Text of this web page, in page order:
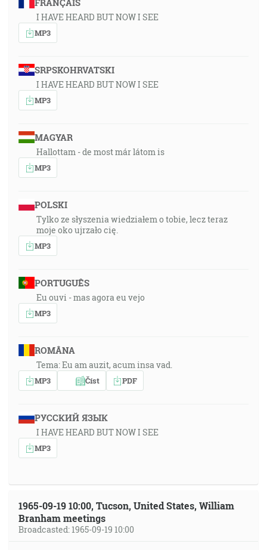
FRANÇAIS
I HAVE HEARD BUT NOW I SEE
MP3
SRPSKOHRVATSKI
I HAVE HEARD BUT NOW I SEE
MP3
MAGYAR
Hallottam - de most már látom is
MP3
POLSKI
Tylko ze słyszenia wiedziałem o tobie, lecz teraz
moje oko ujrzało cię.
MP3
PORTUGUÊS
Eu ouvi - mas agora eu vejo
MP3
ROMÂNA
Tema: Eu am auzit, acum insa vad.
MP3 Číst PDF
РУССКИЙ ЯЗЫК
I HAVE HEARD BUT NOW I SEE
MP3
1965-09-19 10:00, Tucson, United States, William
Branham meetings
Broadcasted: 1965-09-19 10:00